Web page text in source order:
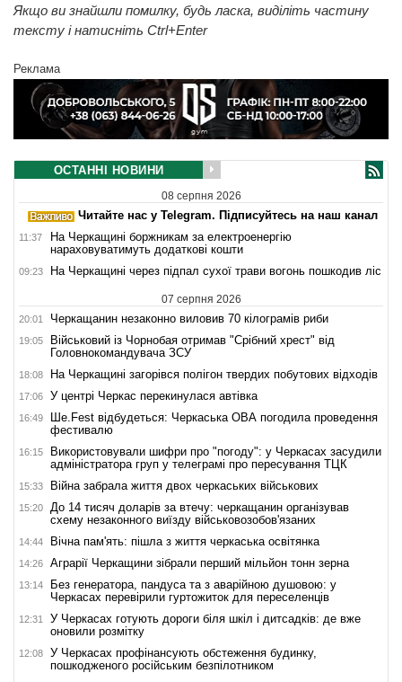
Якщо ви знайшли помилку, будь ласка, виділіть частину
тексту і натисніть Ctrl+Enter
Реклама
ОСТАННІ НОВИНИ
08 серпня 2026
Читайте нас у Telegram. Підписуйтесь на наш канал
11:37
На Черкащині боржникам за електроенергію
нараховуватимуть додаткові кошти
09:23 На Черкащині через підпал сухої трави вогонь пошкодив ліс
07 серпня 2026
20:01 Черкащанин незаконно виловив 70 кілограмів риби
19:05
Військовий із Чорнобая отримав "Срібний хрест" від
Головнокомандувача ЗСУ
18:08 На Черкащині загорівся полігон твердих побутових відходів
17:06 У центрі Черкас перекинулася автівка
16:49
Ше.Fest відбудеться: Черкаська ОВА погодила проведення
фестивалю
16:15
Використовували шифри про "погоду": у Черкасах засудили
адміністратора груп у телеграмі про пересування ТЦК
15:33 Війна забрала життя двох черкаських військових
15:20
До 14 тисяч доларів за втечу: черкащанин організував
схему незаконного виїзду військовозобов'язаних
14:44 Вічна пам'ять: пішла з життя черкаська освітянка
14:26 Аграрії Черкащини зібрали перший мільйон тонн зерна
13:14
Без генератора, пандуса та з аварійною душовою: у
Черкасах перевірили гуртожиток для переселенців
12:31
У Черкасах готують дороги біля шкіл і дитсадків: де вже
оновили розмітку
12:08
У Черкасах профінансують обстеження будинку,
пошкодженого російським безпілотником